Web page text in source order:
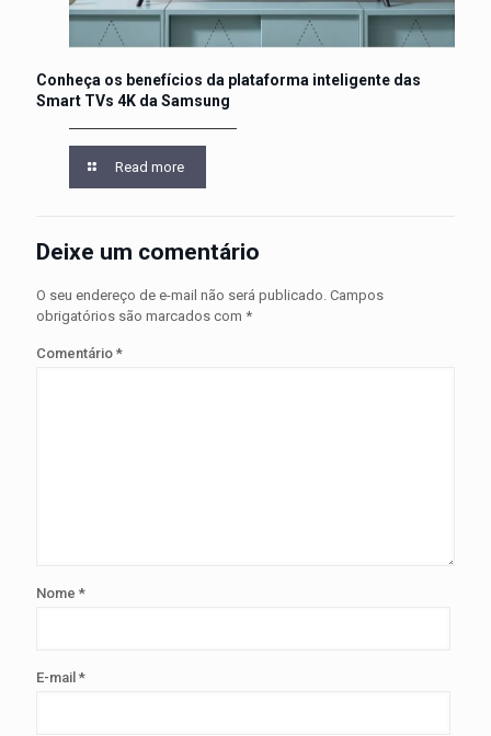
Conheça os benefícios da plataforma inteligente das
Smart TVs 4K da Samsung
Read more
Deixe um comentário
O seu endereço de e-mail não será publicado. Campos
obrigatórios são marcados com *
Comentário *
Nome *
E-mail *